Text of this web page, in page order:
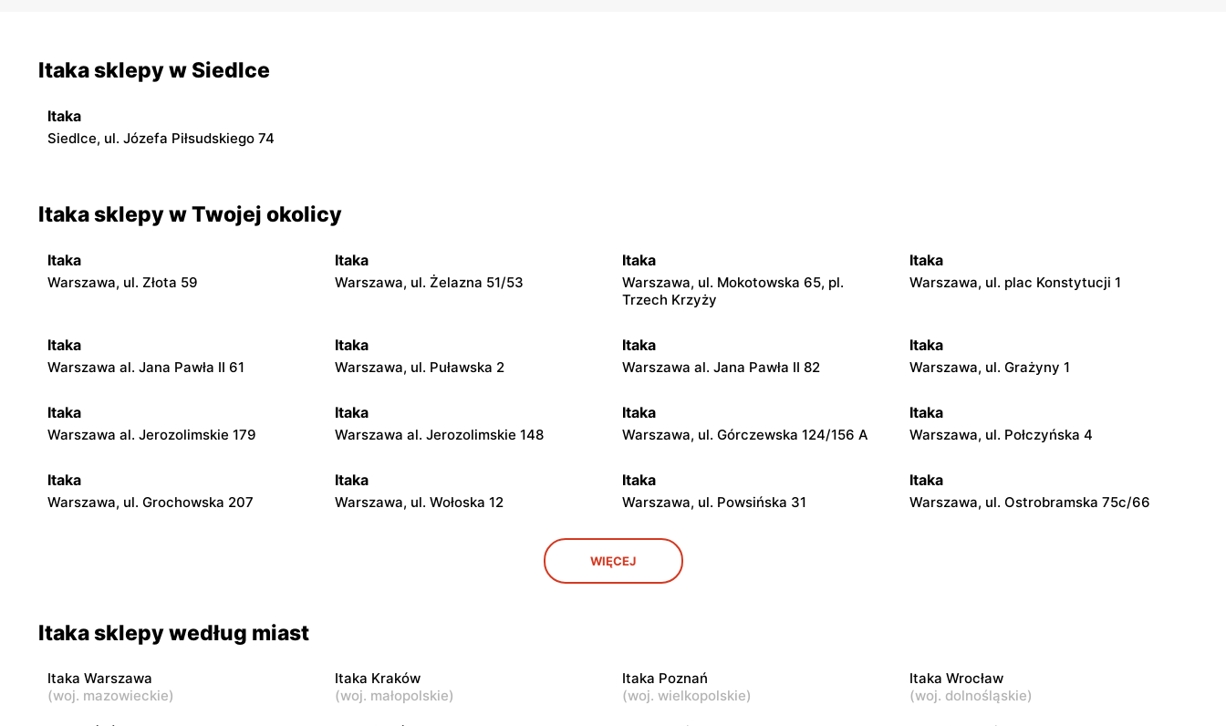
Itaka sklepy w Siedlce
Itaka
Siedlce, ul. Józefa Piłsudskiego 74
Itaka sklepy w Twojej okolicy
Itaka
Warszawa, ul. Złota 59
Itaka
Warszawa, ul. Żelazna 51/53
Itaka
Warszawa, ul. Mokotowska 65, pl.
Trzech Krzyży
Itaka
Warszawa, ul. plac Konstytucji 1
Itaka
Warszawa al. Jana Pawła II 61
Itaka
Warszawa, ul. Puławska 2
Itaka
Warszawa al. Jana Pawła II 82
Itaka
Warszawa, ul. Grażyny 1
Itaka
Warszawa al. Jerozolimskie 179
Itaka
Warszawa al. Jerozolimskie 148
Itaka
Warszawa, ul. Górczewska 124/156 A
Itaka
Warszawa, ul. Połczyńska 4
Itaka
Warszawa, ul. Grochowska 207
Itaka
Warszawa, ul. Wołoska 12
Itaka
Warszawa, ul. Powsińska 31
Itaka
Warszawa, ul. Ostrobramska 75c/66
Warszawa al. Komisji Edukacji
Narodowej 96
Itaka
Kampinos 15
17/207
WIĘCEJ
Itaka sklepy według miast
Itaka Warszawa
(woj. mazowieckie)
Itaka Kraków
(woj. małopolskie)
Itaka Poznań
(woj. wielkopolskie)
Itaka Wrocław
(woj. dolnośląskie)